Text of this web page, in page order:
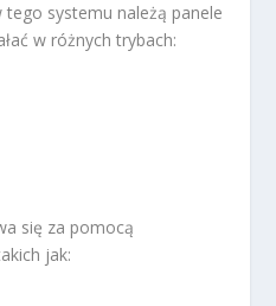
systemu należą panele
w różnych trybach:
się za pomocą
jak: